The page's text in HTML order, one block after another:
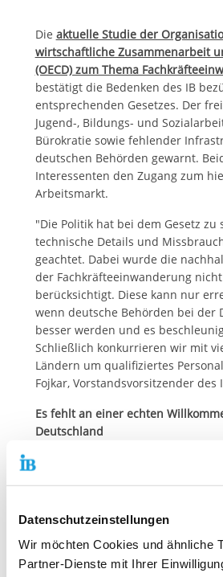
Datenschutzeinstellungen
Wir möchten Cookies und ähnliche
Partner-Dienste mit Ihrer
Die aktuelle Studie der
wirtschaftliche Zusammenarbeit
(OECD) zum Thema
bestätigt die Bedenken des IB
entsprechenden Gesetzes. Der
Jugend-, Bildungs- und
Bürokratie sowie fehlender
deutschen Behörden gewarnt.
Interessenten den Zugang zum
Arbeitsmarkt.
"Die Politik hat bei dem Gesetz zu
technische Details und
geachtet. Dabei wurde die
der Fachkräfteeinwanderung
berücksichtigt. Diese kann nur
wenn deutsche Behörden bei der
besser werden und es
Schließlich konkurrieren wir mit
Ländern um qualifiziertes
Fojkar, Vorstandsvorsitzender des
Es fehlt an einer echten
Deutschland
Laut der Studie fehlt es in
der Wohnungssuche diskriminiert.
Rechtsextremismus und für
Wirtschaftsstandort gut.